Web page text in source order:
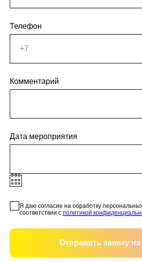
Телефон
Комментарий
Дата мероприятия
Я даю согласие на обработку
соответствии с политикой
Отправить заявку